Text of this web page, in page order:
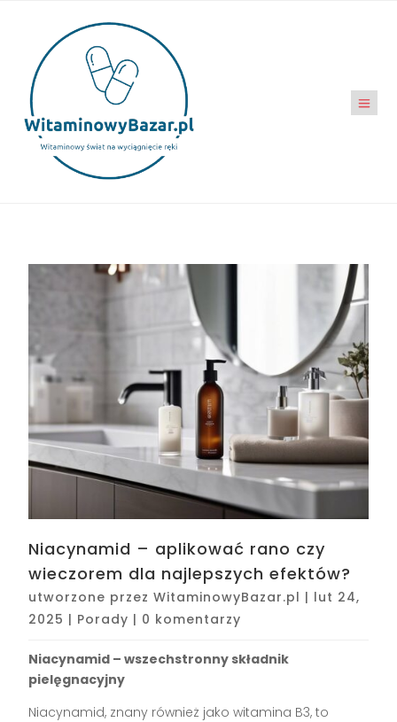
Niacynamid – aplikować rano czy
wieczorem dla najlepszych efektów?
utworzone przezWitaminowyBazar.pl | lut 24,
2025 | Porady | 0 komentarzy
Niacynamid – wszechstronny składnik
pielęgnacyjny
Niacynamid, znany również jako witamina B3, to